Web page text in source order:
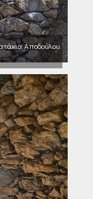
Αποδούλου.